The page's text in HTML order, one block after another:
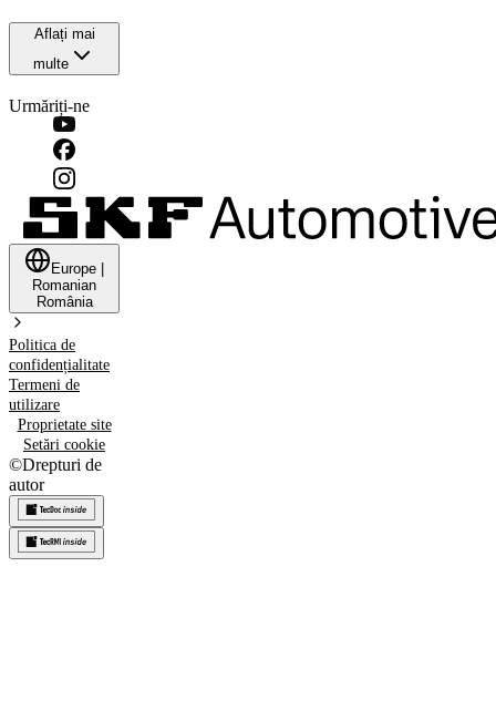
Aflați mai
multe
Urmăriți-ne
Europe
Romanian
România
Politica de
confidențialitate
Termeni de
utilizare
Proprietate site
Setări cookie
©Drepturi de
autor